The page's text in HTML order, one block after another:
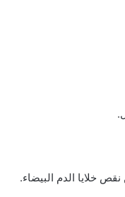
خلايا الدم البيضاء.